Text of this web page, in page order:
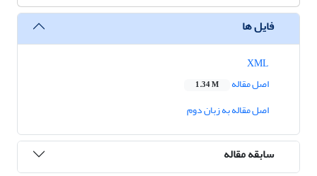
فایل ها
اصل مقاله
1.34 M
اصل مقاله به زبان دوم
سابقه مقاله